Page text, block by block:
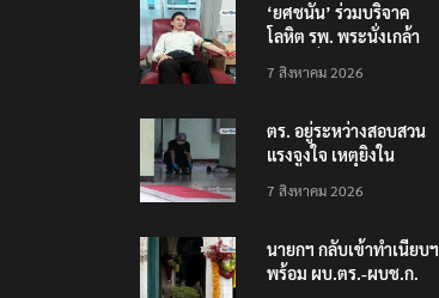
‘ยศชนัน’ ร่วมบริจาค
โลหิต รพ. พระนั่งเกล้า
เทพศิรินทร์ นนทบุรี
7 สิงหาคม 2026
ตร. อยู่ระหว่างสอบสวน
แรงจูงใจ เหตุยิงใน
นนทบุรี พบเด็กก่อเหตุ
7 สิงหาคม 2026
นายกฯ กลับเข้าทำเนียบฯ
พร้อม ผบ.ตร.-ผบช.ก.